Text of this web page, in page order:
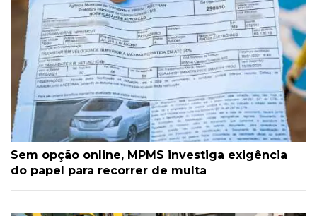
Sem opção online, MPMS investiga exigência
do papel para recorrer de multa